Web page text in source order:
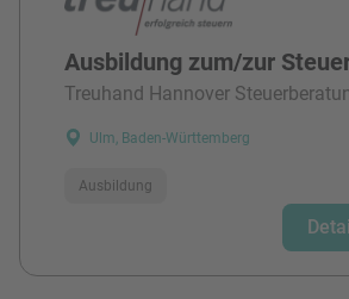
Ausbildung zum/zur
Treuhand Hannover
Ulm, Baden-Württemberg
Ausbildung